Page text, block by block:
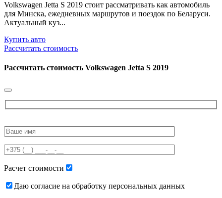
Volkswagen Jetta S 2019 стоит рассматривать как автомобиль
для Минска, ежедневных маршрутов и поездок по Беларуси.
Актуальный куз...
Купить авто
Рассчитать стоимость
Рассчитать стоимость Volkswagen Jetta S 2019
leave
field
empty.
Расчет стоимости
Даю согласие на обработку персональных данных